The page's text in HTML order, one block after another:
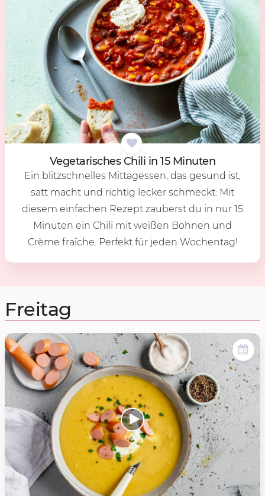
Ve­ge­ta­ri­sches Chi­li in 15 Mi­nu­ten
Ein blitzschnelles Mittagessen, das gesund ist,
satt macht und richtig lecker schmeckt: Mit
diesem einfachen Rezept zauberst du in nur 15
Minuten ein Chili mit weißen Bohnen und
Crème fraîche. Perfekt für jeden Wochentag!
Freitag